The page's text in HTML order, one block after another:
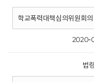
학교폭력대책심의위원회
2020-
법